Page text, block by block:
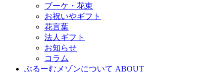
ブーケ・花束
お祝いやギフト
花言葉
法人ギフト
お知らせ
コラム
ぶるーむメゾンについて ABOUT